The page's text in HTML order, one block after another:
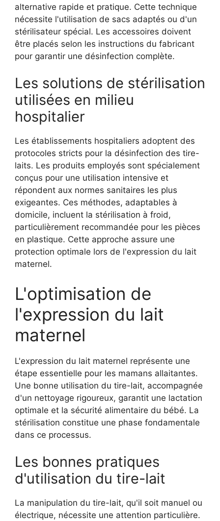
alternative rapide et pratique. Cette technique
nécessite l'utilisation de sacs adaptés ou d'un
stérilisateur spécial. Les accessoires doivent
être placés selon les instructions du fabricant
pour garantir une désinfection complète.
Les solutions de stérilisation
utilisées en milieu
hospitalier
Les établissements hospitaliers adoptent des
protocoles stricts pour la désinfection des tire-
laits. Les produits employés sont spécialement
conçus pour une utilisation intensive et
répondent aux normes sanitaires les plus
exigeantes. Ces méthodes, adaptables à
domicile, incluent la stérilisation à froid,
particulièrement recommandée pour les pièces
en plastique. Cette approche assure une
protection optimale lors de l'expression du lait
maternel.
L'optimisation de
l'expression du lait
maternel
L'expression du lait maternel représente une
étape essentielle pour les mamans allaitantes.
Une bonne utilisation du tire-lait, accompagnée
d'un nettoyage rigoureux, garantit une lactation
optimale et la sécurité alimentaire du bébé. La
stérilisation constitue une phase fondamentale
dans ce processus.
Les bonnes pratiques
d'utilisation du tire-lait
La manipulation du tire-lait, qu'il soit manuel ou
électrique, nécessite une attention particulière.